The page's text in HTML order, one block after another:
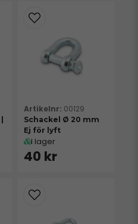
00129
Schackel Ø 20 mm
Ej för lyft
I lager
40 kr